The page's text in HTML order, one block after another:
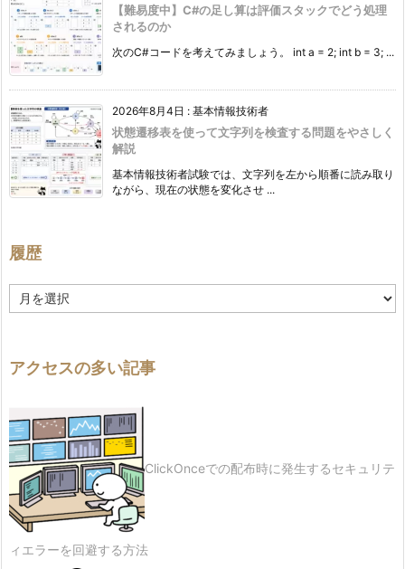
【難易度中】C#の足し算は評価スタックでどう処理
されるのか
次のC#コードを考えてみましょう。 int a = 2; int b = 3; ...
2026年8月4日 : 基本情報技術者
状態遷移表を使って文字列を検査する問題をやさしく
解説
基本情報技術者試験では、文字列を左から順番に読み取り
ながら、現在の状態を変化させ ...
履歴
歴
アクセスの多い記事
ClickOnceでの配布時に発生するセキュリテ
ィエラーを回避する方法